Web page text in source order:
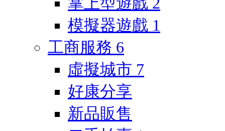
模擬器遊戲 1
工商服務 6
虛擬城市 7
好康分享
新品販售